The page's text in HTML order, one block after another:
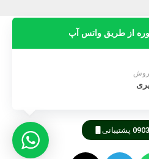
پلاک 130 واحد3
از طریق واتس آپ